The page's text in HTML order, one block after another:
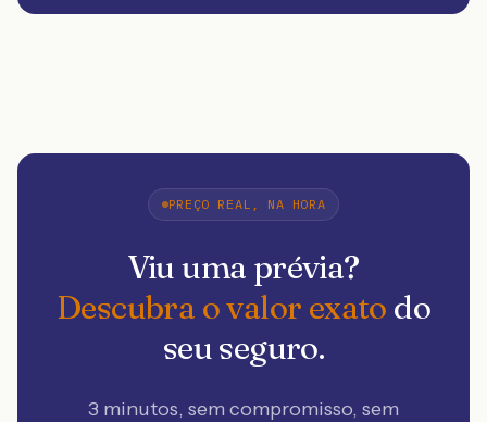
PREÇO REAL, NA HORA
Viu uma prévia?
Descubra o valor exato do
seu seguro.
3 minutos, sem compromisso, sem